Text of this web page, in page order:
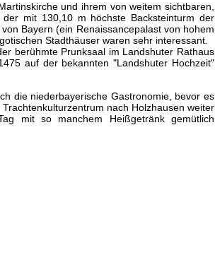
und ihrem von weitem sichtbaren,
der mit 130,10 m höchste Backsteinturm der
Bayern (ein Renaissancepalast von hohem
Stadthäuser waren sehr interessant.
berühmte Prunksaal im Landshuter Rathaus
auf der bekannten "Landshuter Hochzeit"
die niederbayerische Gastronomie, bevor es
nach Holzhausen weiter
mit so manchem Heißgetränk gemütlich